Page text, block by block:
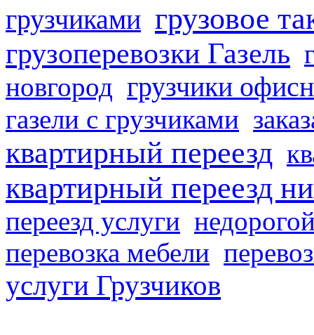
грузчиками грузовое
грузоперевозки Газель
новгород грузчики
газели с грузчиками
квартирный переезд
квартирный переезд
переезд услуги
перевозка мебели
услуги Грузчиков